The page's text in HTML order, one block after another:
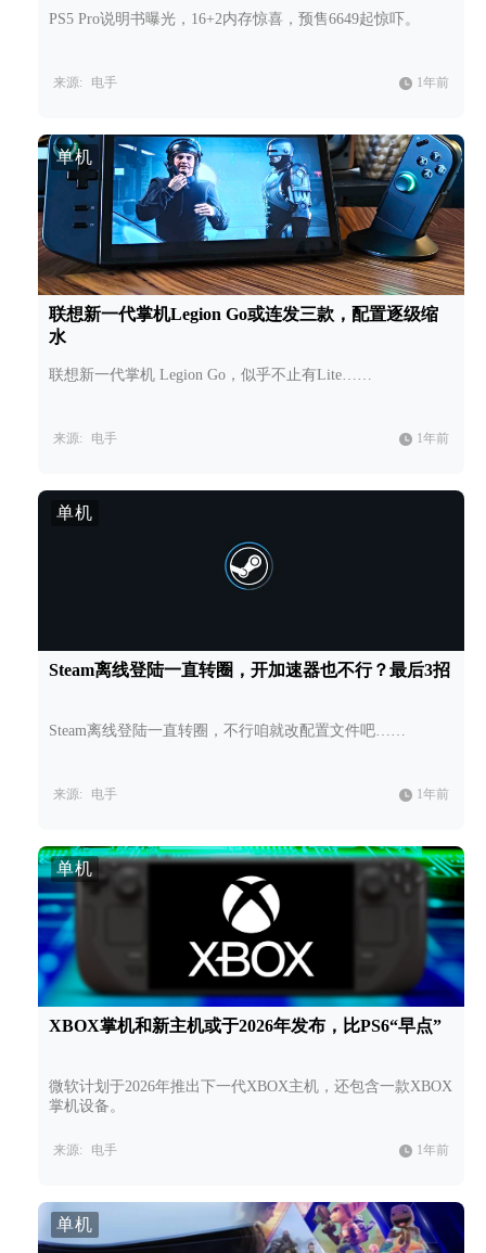
PS5 Pro说明书曝光，16+2内存惊喜，预售6649起惊吓。
来源: 电手 1年前
单机
联想新一代掌机Legion Go或连发三款，配置逐级缩
水
联想新一代掌机 Legion Go，似乎不止有Lite……
来源: 电手 1年前
单机
Steam离线登陆一直转圈，开加速器也不行？最后3招
Steam离线登陆一直转圈，不行咱就改配置文件吧……
来源: 电手 1年前
单机
XBOX掌机和新主机或于2026年发布，比PS6“早点”
微软计划于2026年推出下一代XBOX主机，还包含一款XBOX
掌机设备。
来源: 电手 1年前
单机